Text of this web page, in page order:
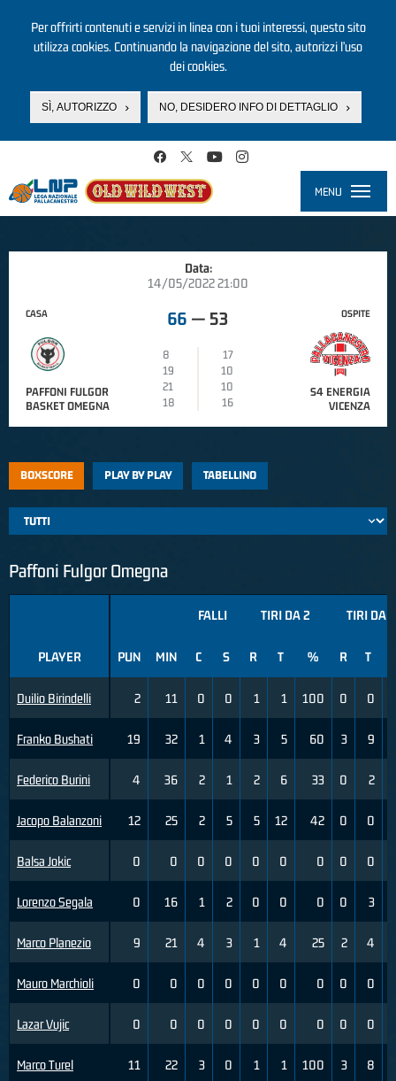
Per offrirti contenuti e servizi in linea con i tuoi interessi, questo sito
utilizza cookies. Continuando la navigazione del sito, autorizzi l’uso
dei cookies.
SÌ, AUTORIZZO NO, DESIDERO INFO DI DETTAGLIO
MENU
Data:
14/05/2022 21:00
CASA
PAFFONI FULGOR
BASKET OMEGNA
66 — 53
8
17
19
10
21
10
18
16
OSPITE
S4 ENERGIA
VICENZA
BOXSCORE PLAY BY PLAY TABELLINO
Paffoni Fulgor Omegna
PLAYER
Duilio Birindelli
Franko Bushati
Federico Burini
Jacopo Balanzoni
Balsa Jokic
Lorenzo Segala
Marco Planezio
Mauro Marchioli
Lazar Vujic
Marco Turel
FALLI TIRI DA 2 TIRI DA 3
PUN MIN C S R T % R T
2 11 0 0 1 1 100 0 0
19 32 1 4 3 5 60 3 9
4 36 2 1 2 6 33 0 2
12 25 2 5 5 12 42 0 0
0 0 0 0 0 0 0 0 0
0 16 1 2 0 0 0 0 3
9 21 4 3 1 4 25 2 4
0 0 0 0 0 0 0 0 0
0 0 0 0 0 0 0 0 0
11 22 3 0 1 1 100 3 8